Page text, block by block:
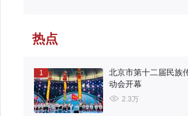
热点
1
北京市第十二届民族
动会开幕
2.3万